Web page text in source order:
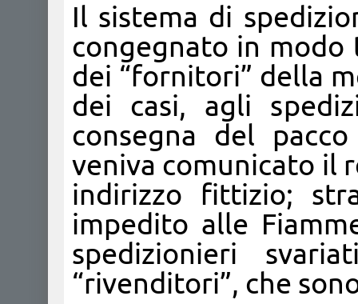
Il sistema di
congegnato in modo
dei “fornitori” della
dei casi, agli
consegna del
veniva comunicato il
indirizzo fittizio;
impedito alle
spedizionieri
“rivenditori”, che